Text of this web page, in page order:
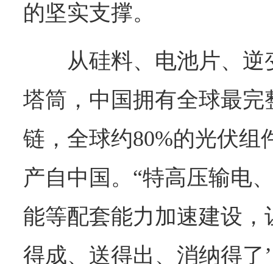
的坚实支撑。
从硅料、电池片、
塔筒，中国拥有全球最
链，全球约80%的光伏组
产自中国。“特高压输电
能等配套能力加速建设，
得成、送得出、消纳得了